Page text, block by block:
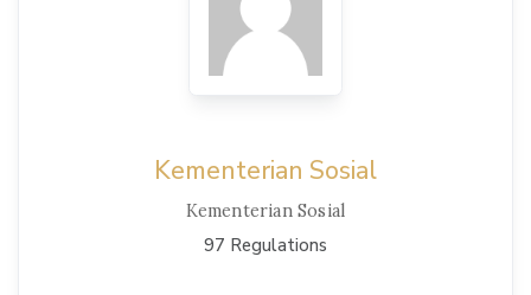
Kementerian Sosial
Kementerian Sosial
97 Regulations